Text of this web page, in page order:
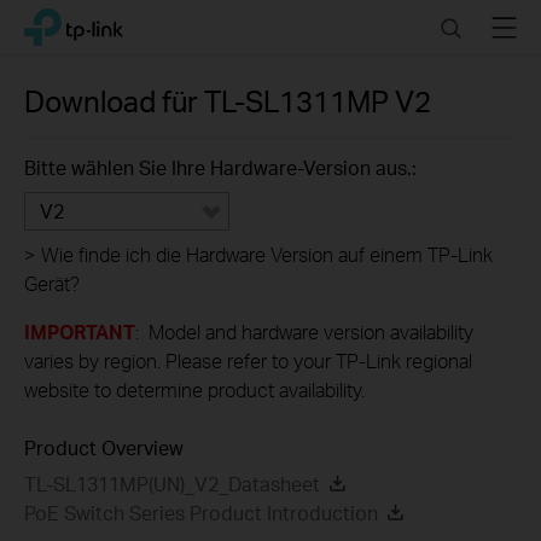
Click
navigation
TP-Link, Reliably Smart SearchMenu
Download fürTL-SL1311MP V2
Bitte wählen Sie Ihre Hardware-Version aus.:
V2
> Wie finde ich die Hardware Version auf einem TP-Link
Gerät?
IMPORTANT: Model and hardware version availability
varies by region. Please refer to your TP-Link regional
website to determine product availability.
Product Overview
TL-SL1311MP(UN)_V2_Datasheet
PoE Switch Series Product Introduction